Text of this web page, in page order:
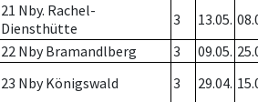
21 Nby. Rachel-
Diensthütte
3 13.05.
22 Nby Bramandlberg 3 09.05.
23 Nby Königswald 3 29.04.